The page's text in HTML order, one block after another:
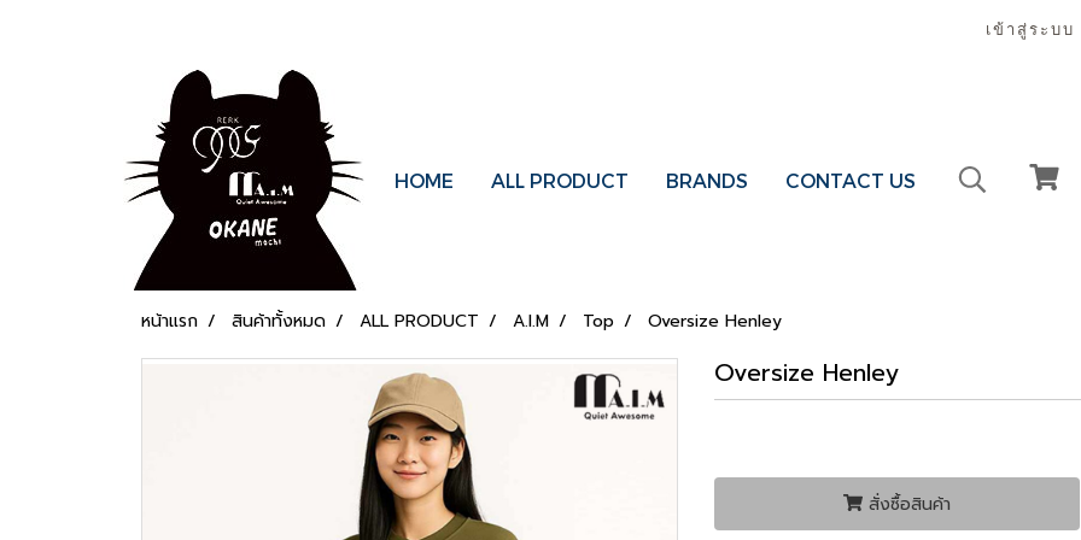
เข้าสู่ระบบ
HOME ALL PRODUCT BRANDS CONTACT US
หน้าแรก สินค้าทั้งหมด ALL PRODUCT A.I.M Top Oversize Henley
Oversize Henley
สั่งซื้อสินค้า